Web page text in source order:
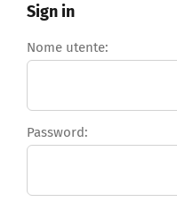
Sign in
Nome utente:
Password: